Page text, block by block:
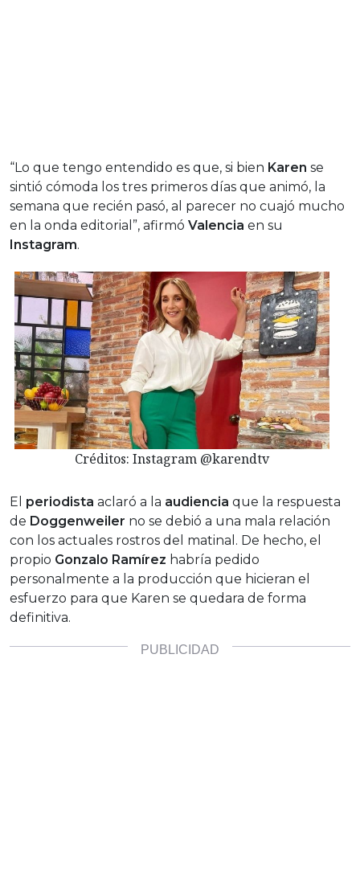
“Lo que tengo entendido es que, si bien Karen se
sintió cómoda los tres primeros días que animó, la
semana que recién pasó, al parecer no cuajó mucho
en la onda editorial”, afirmó Valencia en su
Instagram.
Créditos: Instagram @karendtv
El periodista aclaró a la audiencia que la respuesta
de Doggenweiler no se debió a una mala relación
con los actuales rostros del matinal. De hecho, el
propio Gonzalo Ramírez habría pedido
personalmente a la producción que hicieran el
esfuerzo para que Karen se quedara de forma
definitiva.